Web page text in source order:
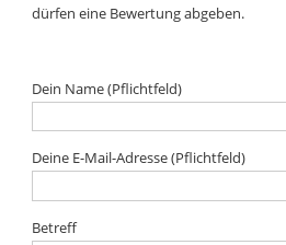
dürfen eine Bewertung abgeben.
Dein Name (Pflichtfeld)
Deine E-Mail-Adresse (Pflichtfeld)
Betreff